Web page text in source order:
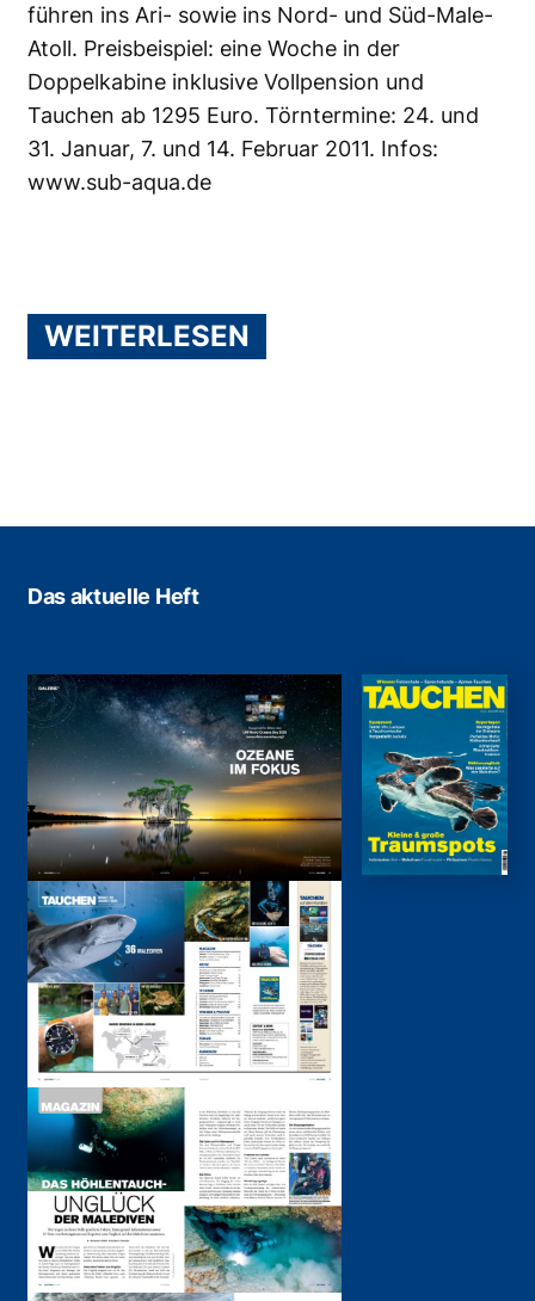
führen ins Ari- sowie ins Nord- und Süd-Male-
Atoll. Preisbeispiel: eine Woche in der
Doppelkabine inklusive Vollpension und
Tauchen ab 1295 Euro. Törntermine: 24. und
31. Januar, 7. und 14. Februar 2011. Infos:
www.sub-aqua.de
WEITERLESEN
Das aktuelle Heft